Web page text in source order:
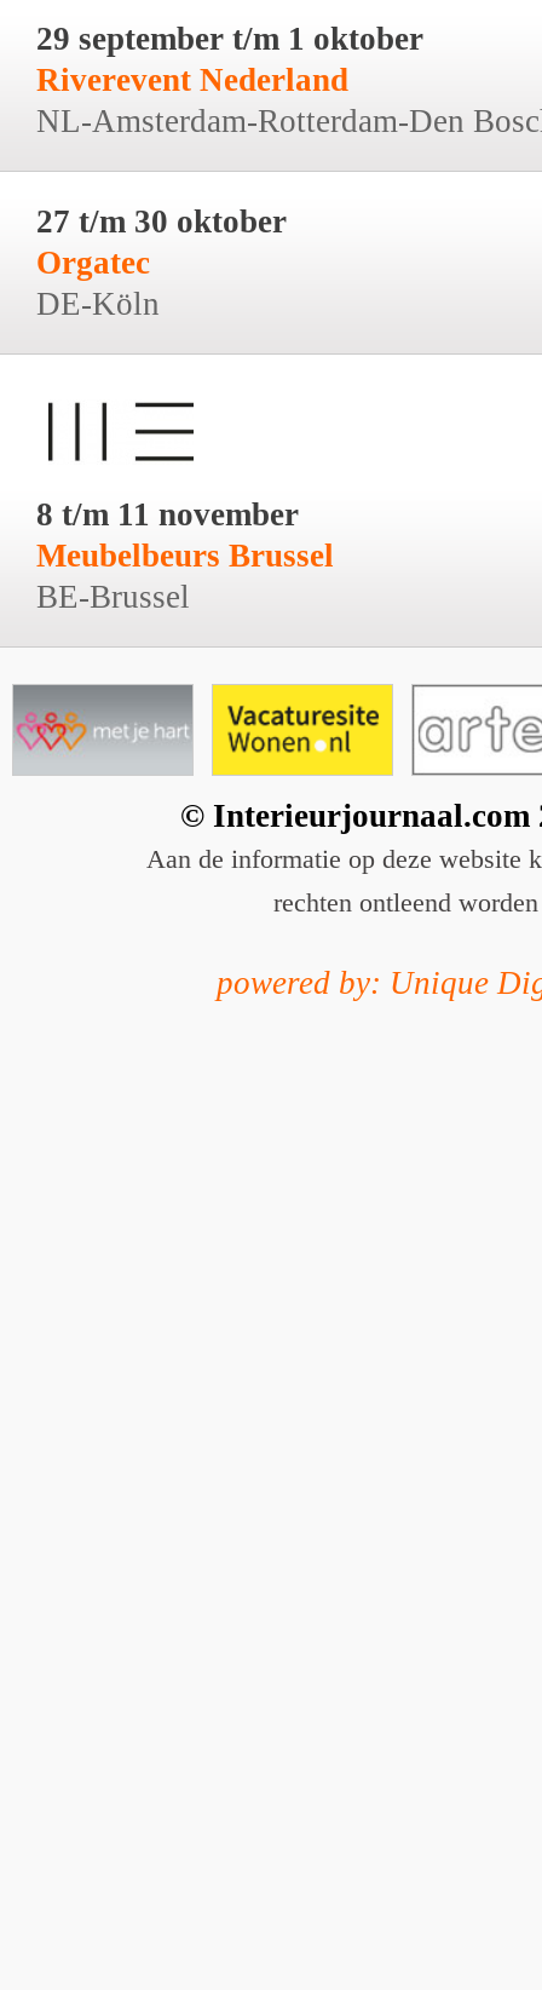
29 september t/m 1 oktober
Riverevent Nederland
NL-Amsterdam-Rotterdam-Den
27 t/m 30 oktober
Orgatec
DE-Köln
8 t/m 11 november
Meubelbeurs Brussel
BE-Brussel
© Interieurjournaal.com
Aan de informatie op deze website
rechten ontleend worden
powered by: Unique